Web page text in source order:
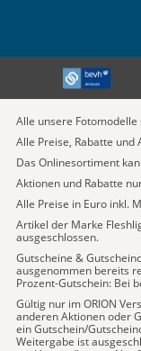
Alle unsere
Alle Preise, Rabatte
Das Onlinesortiment
Aktionen und Rabatte
Alle Preise in Euro inkl.
Artikel der Marke
ausgeschlossen.
Gutscheine &
ausgenommen bereits
Prozent-Gutschein: Bei
Gültig nur im ORION
anderen Aktionen oder
ein Gutschein/
Weitergabe ist